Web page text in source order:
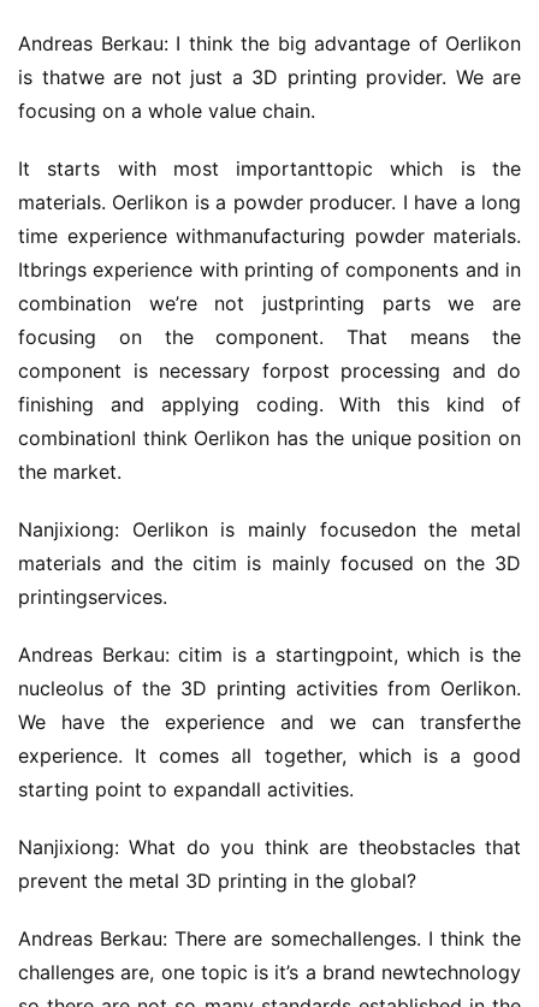
Andreas Berkau: I think the big advantage of Oerlikon
is thatwe are not just a 3D printing provider. We are
focusing on a whole value chain.
It starts with most importanttopic which is the
materials. Oerlikon is a powder producer. I have a long
time experience withmanufacturing powder materials.
Itbrings experience with printing of components and in
combination we’re not justprinting parts we are
focusing on the component. That means the
component is necessary forpost processing and do
finishing and applying coding. With this kind of
combinationI think Oerlikon has the unique position on
the market.
Nanjixiong: Oerlikon is mainly focusedon the metal
materials and the citim is mainly focused on the 3D
printingservices.
Andreas Berkau: citim is a startingpoint, which is the
nucleolus of the 3D printing activities from Oerlikon.
We have the experience and we can transferthe
experience. It comes all together, which is a good
starting point to expandall activities.
Nanjixiong: What do you think are theobstacles that
prevent the metal 3D printing in the global?
Andreas Berkau: There are somechallenges. I think the
challenges are, one topic is it’s a brand newtechnology